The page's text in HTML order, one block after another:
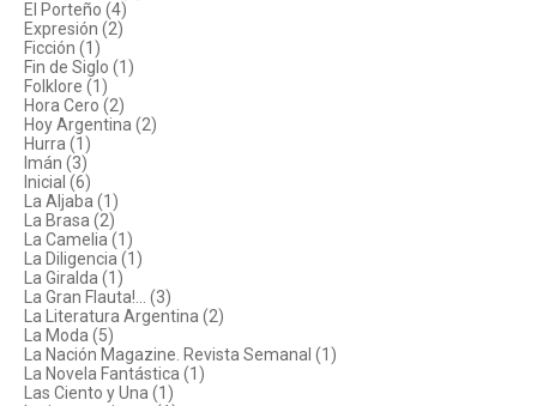
El Porteño (4)
Expresión (2)
Ficción (1)
Fin de Siglo (1)
Folklore (1)
Hora Cero (2)
Hoy Argentina (2)
Hurra (1)
Imán (3)
Inicial (6)
La Aljaba (1)
La Brasa (2)
La Camelia (1)
La Diligencia (1)
La Giralda (1)
La Gran Flauta!... (3)
La Literatura Argentina (2)
La Moda (5)
La Nación Magazine. Revista Semanal (1)
La Novela Fantástica (1)
Las Ciento y Una (1)